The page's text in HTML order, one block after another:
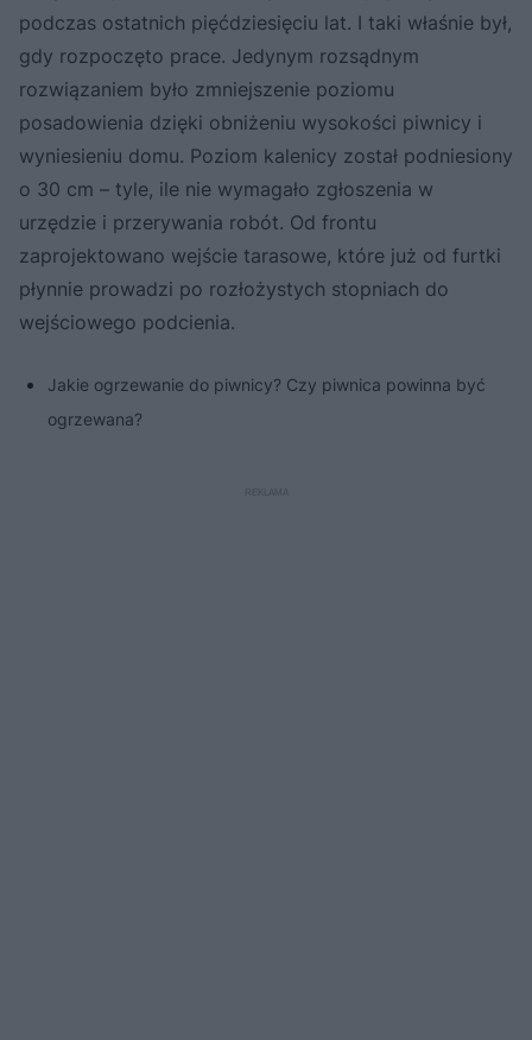
podczas ostatnich pięćdziesięciu lat. I taki właśnie był,
gdy rozpoczęto prace. Jedynym rozsądnym
rozwiązaniem było zmniejszenie poziomu
posadowienia dzięki obniżeniu wysokości piwnicy i
wyniesieniu domu. Poziom kalenicy został podniesiony
o 30 cm – tyle, ile nie wymagało zgłoszenia w
urzędzie i przerywania robót. Od frontu
zaprojektowano wejście tarasowe, które już od furtki
płynnie prowadzi po rozłożystych stopniach do
wejściowego podcienia.
Jakie ogrzewanie do piwnicy? Czy piwnica powinna być
ogrzewana?